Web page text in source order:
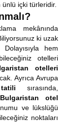
içki türleridir.
mekânında
ki uzak
hem
otelleri
otelleri
Ayrıca Avrupa
tatilisırasında,
Bulgaristan otel
ve lükslüğü
noktaları